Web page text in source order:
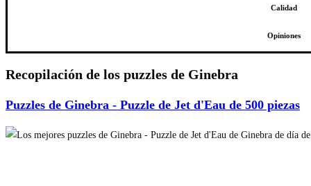
Calidad
Opiniones
Recopilación de los puzzles de Ginebra
Puzzles de Ginebra - Puzzle de Jet d'Eau de 500 piezas